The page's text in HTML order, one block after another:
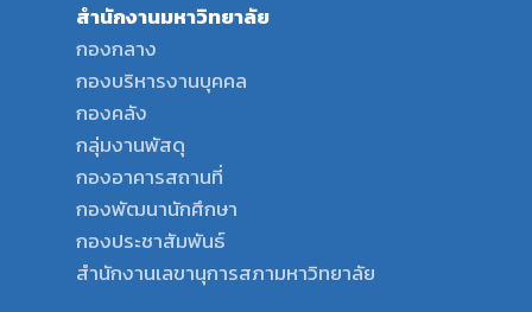
สำนักงานมหาวิทยาลัย
กองกลาง
กองบริหารงานบุคคล
กองคลัง
กลุ่มงานพัสดุ
กองอาคารสถานที่
กองพัฒนานักศึกษา
กองประชาสัมพันธ์
สำนักงานเลขานุการสภามหาวิทยาลัย